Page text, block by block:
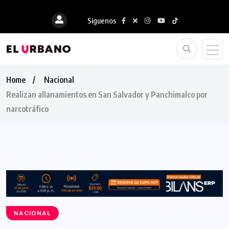
Síguenos
Home
Nacional
Realizan allanamientos en San Salvador y Panchimalco por
narcotráfico
NACIONAL